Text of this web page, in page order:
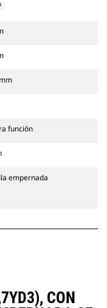
función
empernada
CON